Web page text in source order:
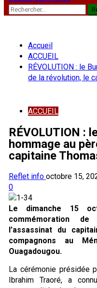
Rechercher :
Accueil
ACCUEIL
RÉVOLUTION : le
de la révolution, le
ACCUEIL
RÉVOLUTION :
hommage au
capitaine
Reflet info octobre 15,
0
Le dimanche 15
commémoration
l’assassinat du
compagnons au
Ouagadougou.
La cérémonie présidée
Ibrahim Traoré, a